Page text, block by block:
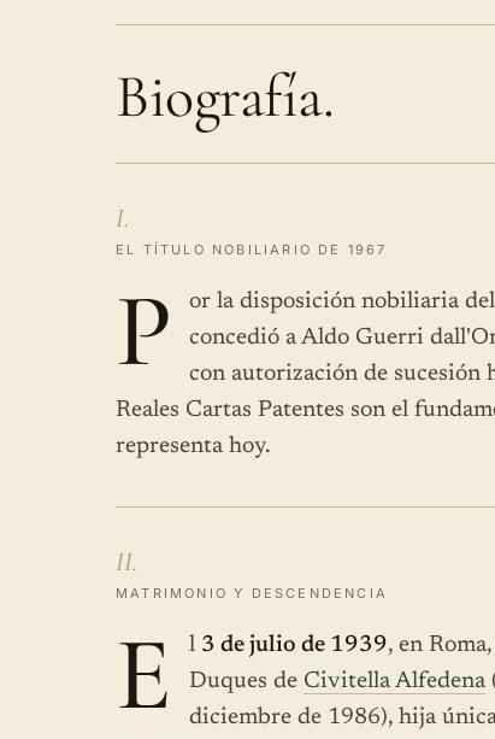
Biografía.
I.
EL TÍTULO NOBILIARIO DE 1967
P or la disposición nobiliaria
concedió a Aldo Guerri
con autorización de sucesión
Reales Cartas Patentes son el
representa hoy.
II.
MATRIMONIO Y DESCENDENCIA
E l 3 de julio de 1939, en
Duques de Civitella Alfedena
diciembre de 1986), hija